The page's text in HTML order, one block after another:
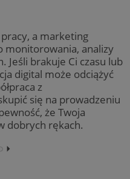
a marketing
monitorowania, analizy
Jeśli brakuje Ci czasu lub
digital może odciążyć
z
się na prowadzeniu
że Twoja
dobrych rękach.
⏵︎